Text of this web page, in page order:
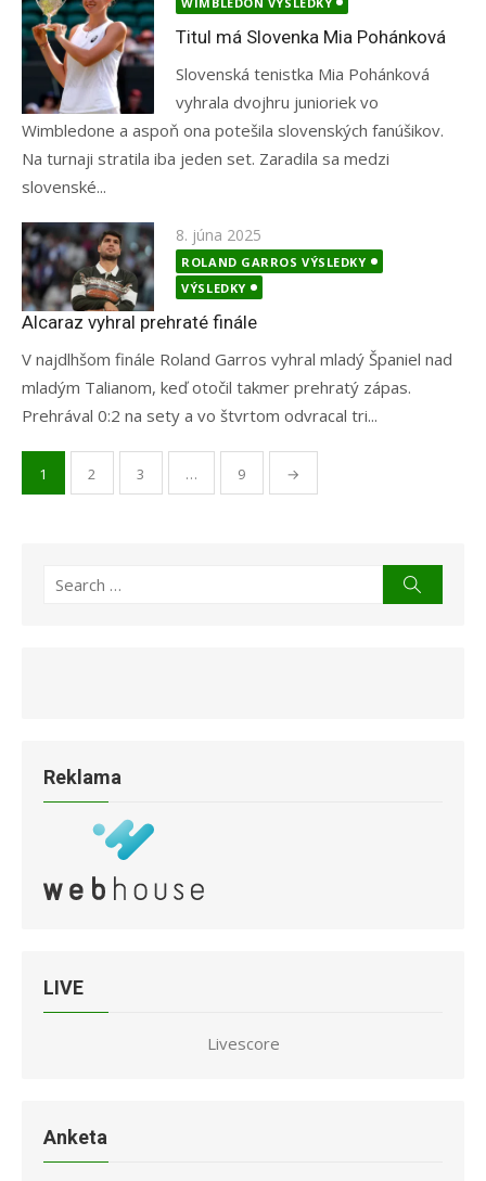
Titul má Slovenka Mia Pohánková
Slovenská tenistka Mia Pohánková
vyhrala dvojhru junioriek vo
Wimbledone a aspoň ona potešila slovenských fanúšikov.
Na turnaji stratila iba jeden set. Zaradila sa medzi
slovenské...
Posted
on
8. júna 2025
ROLAND GARROS VÝSLEDKY
VÝSLEDKY
Alcaraz vyhral prehraté finále
V najdlhšom finále Roland Garros vyhral mladý Španiel nad
mladým Talianom, keď otočil takmer prehratý zápas.
Prehrával 0:2 na sety a vo štvrtom odvracal tri...
Stránkovanie
príspevkov
1 2 3 … 9 →
Search
Reklama
LIVE
Livescore
Anketa